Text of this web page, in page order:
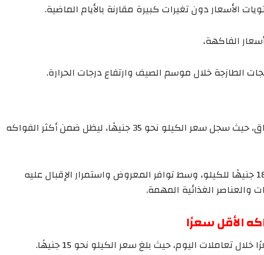
الأسعار دون تغيرات كبيرة مقارنة بالأيام الماضية.
الفاكهة،
الطازجة خلال موسم الصيف وارتفاع درجات الحرارة.
حافظ الموز على استقراره داخل الأسواق، حيث سجل سعر الكيلو نحو 35 جنيهًا، ليظل ضمن أكثر الفواكه
كما استقر سعر البرتقال عند مستوى 18 جنيهًا للكيلو، وسط توافر المعروض واستمرار الإقبال عليه
والعناصر الغذائية المهمة.
الأقل سعرًا
تعاملات اليوم، حيث بلغ سعر الكيلو نحو 15 جنيهًا.